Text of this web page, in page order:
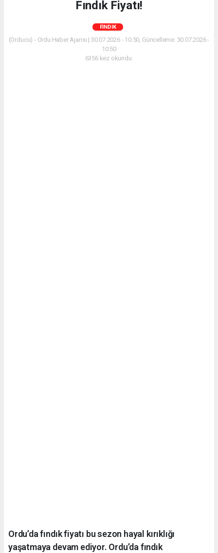
Fındık Fiyatı!
FINDIK
(Orducu) - Ordu Haber Ajansı | 30.07.2026 - 10:50, Güncelleme: 30.07.2026 -
10:50
6356 kez okundu.
Ordu’da fındık fiyatı bu sezon hayal kırıklığı
yaşatmaya devam ediyor. Ordu’da fındık